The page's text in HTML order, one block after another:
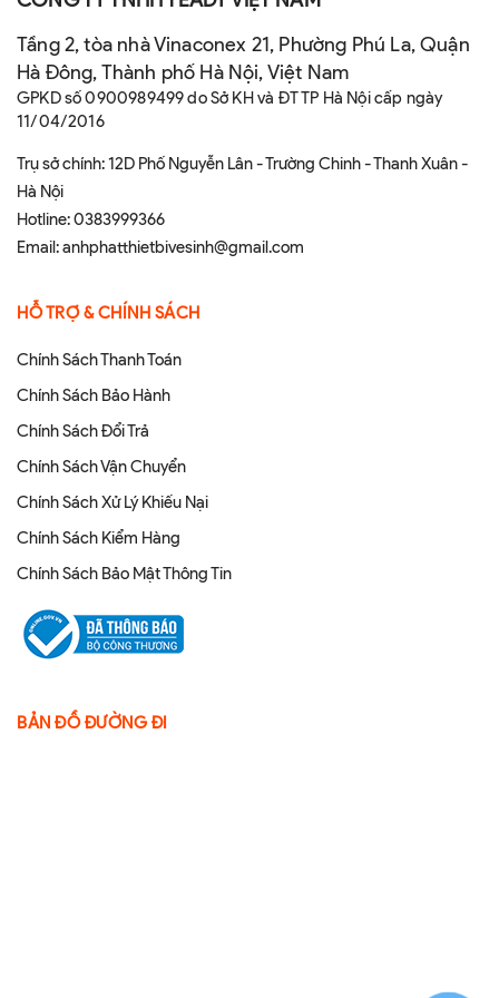
Tầng 2, tòa nhà Vinaconex 21, Phường Phú La, Quận
Hà Đông, Thành phố Hà Nội, Việt Nam
GPKD số 0900989499 do Sở KH và ĐT TP Hà Nội cấp ngày
11/04/2016
Trụ sở chính: 12D Phố Nguyễn Lân - Trường Chinh - Thanh Xuân -
Hà Nội
Hotline:0383999366
Email:anhphatthietbivesinh@gmail.com
HỖ TRỢ & CHÍNH SÁCH
Chính Sách Thanh Toán
Chính Sách Bảo Hành
Chính Sách Đổi Trả
Chính Sách Vận Chuyển
Chính Sách Xử Lý Khiếu Nại
Chính Sách Kiểm Hàng
Chính Sách Bảo Mật Thông Tin
BẢN ĐỒ ĐƯỜNG ĐI